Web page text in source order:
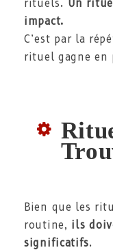
rituels. Un
impact.
C’est par la
rituel gagne en
Bien que les
routine, ils
significatifs.